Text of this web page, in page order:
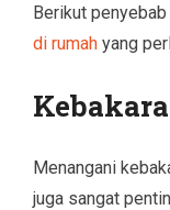
Berikut penyebab
di rumah yang
Menangani
juga sangat